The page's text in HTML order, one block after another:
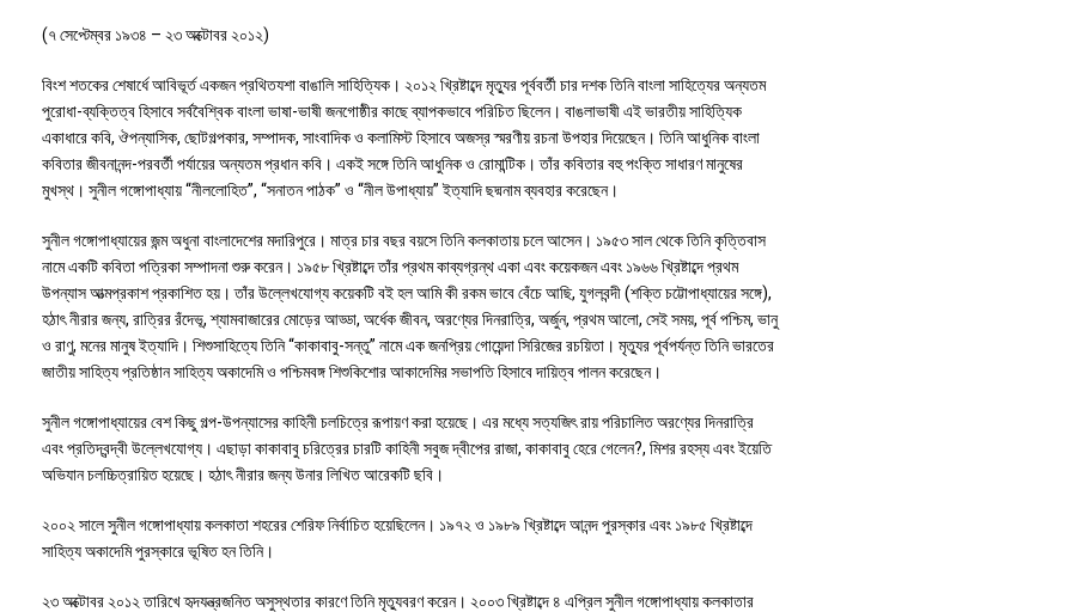
(৭ সেপ্টেম্বর ১৯৩৪ – ২৩ অক্টোবর ২০১২)
বিংশ শতকের শেষার্ধে আবিভূর্ত একজন প্রথিতযশা বাঙালি সাহিত্যিক। ২০১২ খ্রিষ্টাব্দে মৃত্যুর পূর্ববর্তী চার দশক তিনি বাংলা সাহিত্যের অন্যতম
পুরোধা-ব্যক্তিত্ব হিসাবে সর্ববৈশ্বিক বাংলা ভাষা-ভাষী জনগোষ্ঠীর কাছে ব্যাপকভাবে পরিচিত ছিলেন। বাঙলাভাষী এই ভারতীয় সাহিত্যিক
একাধারে কবি, ঔপন্যাসিক, ছোটগল্পকার, সম্পাদক, সাংবাদিক ও কলামিস্ট হিসাবে অজস্র স্মরণীয় রচনা উপহার দিয়েছেন। তিনি আধুনিক বাংলা
কবিতার জীবনানন্দ-পরবর্তী পর্যায়ের অন্যতম প্রধান কবি। একই সঙ্গে তিনি আধুনিক ও রোমান্টিক। তাঁর কবিতার বহু পংক্তি সাধারণ মানুষের
মুখস্থ। সুনীল গঙ্গোপাধ্যায় “নীললোহিত”, “সনাতন পাঠক” ও “নীল উপাধ্যায়” ইত্যাদি ছদ্মনাম ব্যবহার করেছেন।
সুনীল গঙ্গোপাধ্যায়ের জন্ম অধুনা বাংলাদেশের মদারিপুরে। মাত্র চার বছর বয়সে তিনি কলকাতায় চলে আসেন। ১৯৫৩ সাল থেকে তিনি কৃত্তিবাস
নামে একটি কবিতা পত্রিকা সম্পাদনা শুরু করেন। ১৯৫৮ খ্রিষ্টাব্দে তাঁর প্রথম কাব্যগ্রন্থ একা এবং কয়েকজন এবং ১৯৬৬ খ্রিষ্টাব্দে প্রথম
উপন্যাস আত্মপ্রকাশ প্রকাশিত হয়। তাঁর উল্লেখযোগ্য কয়েকটি বই হল আমি কী রকম ভাবে বেঁচে আছি, যুগলবন্দী (শক্তি চট্টোপাধ্যায়ের সঙ্গে),
হঠাৎ নীরার জন্য, রাত্রির রঁদেভূ, শ্যামবাজারের মোড়ের আড্ডা, অর্ধেক জীবন, অরণ্যের দিনরাত্রি, অর্জুন, প্রথম আলো, সেই সময়, পূর্ব পশ্চিম, ভানু
ও রাণু, মনের মানুষ ইত্যাদি। শিশুসাহিত্যে তিনি “কাকাবাবু-সন্তু” নামে এক জনপ্রিয় গোয়েন্দা সিরিজের রচয়িতা। মৃত্যুর পূর্বপর্যন্ত তিনি ভারতের
জাতীয় সাহিত্য প্রতিষ্ঠান সাহিত্য অকাদেমি ও পশ্চিমবঙ্গ শিশুকিশোর আকাদেমির সভাপতি হিসাবে দায়িত্ব পালন করেছেন।
সুনীল গঙ্গোপাধ্যায়ের বেশ কিছু গল্প-উপন্যাসের কাহিনী চলচিত্রে রূপায়ণ করা হয়েছে। এর মধ্যে সত্যজিৎ রায় পরিচালিত অরণ্যের দিনরাত্রি
এবং প্রতিদ্বন্দ্বী উল্লেখযোগ্য। এছাড়া কাকাবাবু চরিত্রের চারটি কাহিনী সবুজ দ্বীপের রাজা, কাকাবাবু হেরে গেলেন?, মিশর রহস্য এবং ইয়েতি
অভিযান চলচ্চিত্রায়িত হয়েছে। হঠাৎ নীরার জন্য উনার লিখিত আরেকটি ছবি।
২০০২ সালে সুনীল গঙ্গোপাধ্যায় কলকাতা শহরের শেরিফ নির্বাচিত হয়েছিলেন। ১৯৭২ ও ১৯৮৯ খ্রিষ্টাব্দে আনন্দ পুরস্কার এবং ১৯৮৫ খ্রিষ্টাব্দে
সাহিত্য অকাদেমি পুরস্কারে ভূষিত হন তিনি।
২৩ অক্টোবর ২০১২ তারিখে হৃদযন্ত্রজনিত অসুস্থতার কারণে তিনি মৃত্যুবরণ করেন। ২০০৩ খ্রিষ্টাব্দে ৪ এপ্রিল সুনীল গঙ্গোপাধ্যায় কলকাতার